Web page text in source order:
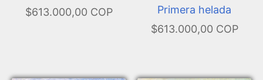
$613.000,00 COP
Primera helada
$613.000,00 COP